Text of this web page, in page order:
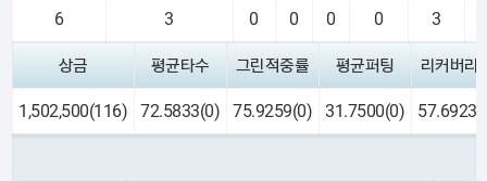
6 3 0 0 0 0 3
상금 평균타수 그린적중률 평균퍼팅 리커버리
1,502,500(116) 72.5833(0) 75.9259(0) 31.7500(0)